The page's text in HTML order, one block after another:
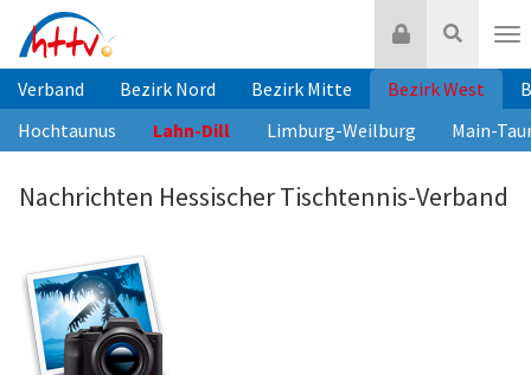
Inhalt
springen
Suche
Login
Verband Bezirk Nord Bezirk Mitte Bezirk West
Hochtaunus
Lahn-Dill Limburg-Weilburg Main-
Nachrichten Hessischer Tischtennis-Verband